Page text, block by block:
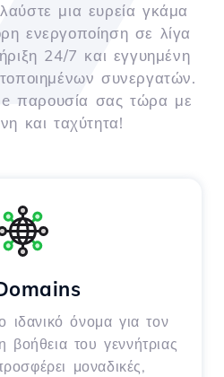
μια ευρεία γκάμα
ενεργοποίηση σε λίγα
24/7 και εγγυημένη
συνεργατών.
παρουσία σας τώρα με
και ταχύτητα!
ιδανικό όνομα για τον
βοήθεια του γεννήτριας
μοναδικές,